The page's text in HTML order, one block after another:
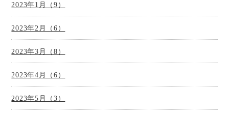
2023年1月（9）
2023年2月（6）
2023年3月（8）
2023年4月（6）
2023年5月（3）